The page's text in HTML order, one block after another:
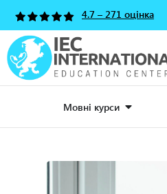
4.7 – 271 оцінка
Мовні курси